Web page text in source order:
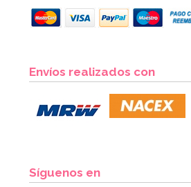
Envíos realizados con
Síguenos en